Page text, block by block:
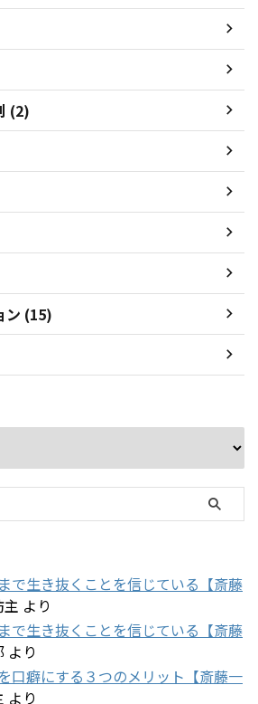
(2)
ン (15)
で生き抜くことを信じている【斎藤
より
で生き抜くことを信じている【斎藤
より
口癖にする３つのメリット【斎藤一
より